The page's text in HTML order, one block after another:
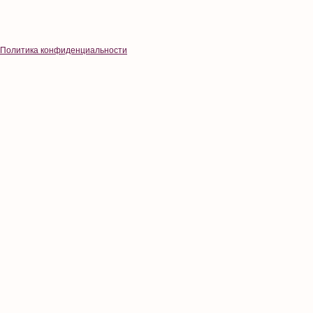
Политика конфиденциальности